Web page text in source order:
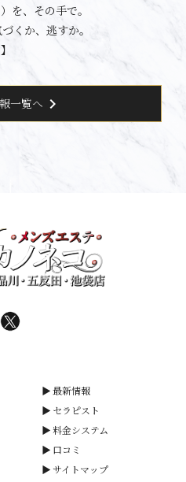
を、その手で。
くか、逃すか。
一覧へ chevron_right
最新情報
セラピスト
料金システム
口コミ
サイトマップ